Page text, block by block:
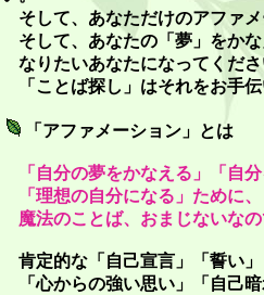
そして、あなただけのアファ
そして、あなたの「夢」をか
なりたいあなたになってくだ
「ことば探し」はそれをお手
「アファメーション」とは
「自分の夢をかなえる」「自
「理想の自分になる」ために
魔法のことば、おまじないな
肯定的な「自己宣言」「誓い
「心からの強い思い」「自己